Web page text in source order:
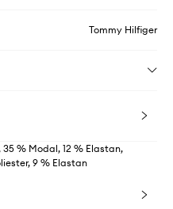
Tommy Hilfiger
% Modal, 12 % Elastan,
9 % Elastan